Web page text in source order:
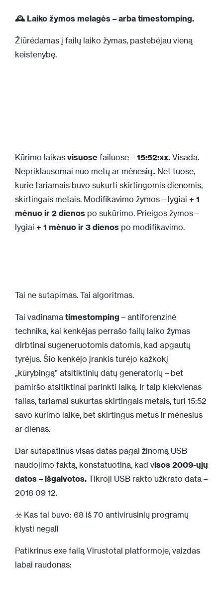
🕰️ Laiko žymos melagės – arba timestomping.
Žiūrėdamas į failų laiko žymas, pastebėjau vieną
keistenybę.
Kūrimo laikas visuose failuose – 15:52:xx. Visada.
Nepriklausomai nuo metų ar mėnesių.. Net tuose,
kurie tariamais buvo sukurti skirtingomis dienomis,
skirtingais metais. Modifikavimo žymos – lygiai + 1
mėnuo ir 2 dienos po sukūrimo. Prieigos žymos –
lygiai + 1 mėnuo ir 3 dienos po modifikavimo.
Tai ne sutapimas. Tai algoritmas.
Tai vadinama timestomping – antiforenzinė
technika, kai kenkėjas perrašo failų laiko žymas
dirbtinai sugeneruotomis datomis, kad apgautų
tyrėjus. Šio kenkėjo įrankis turėjo kažkokį
„kūrybingą” atsitiktinių datų generatorių – bet
pamiršo atsitiktinai parinkti laiką. Ir taip kiekvienas
failas, tariamai sukurtas skirtingais metais, turi 15:52
savo kūrimo laike, bet skirtingus metus ir mėnesius
ar dienas.
Dar sutapatinus visas datas pagal žinomą USB
naudojimo faktą, konstatuotina, kad visos 2009-ųjų
datos – išgalvotos. Tikroji USB rakto užkrato data –
2018 09 12.
☣️ Kas tai buvo: 68 iš 70 antivirusinių programų
klysti negali
Patikrinus exe failą Virustotal platformoje, vaizdas
labai raudonas: